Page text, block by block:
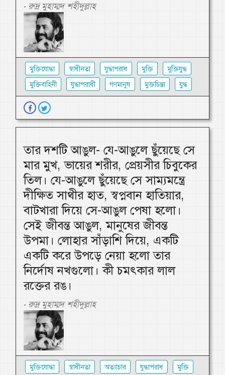
- রুদ্র মুহাম্মদ শহীদুল্লাহ
মুক্তিযোদ্ধা স্বাধীনতা যুদ্ধাপরাধ মুক্তি
মুক্তিযুদ্ধ
মুক্তিবাহিনী
যুদ্ধাপরাধী গণমানুষ মুক্তচিন্তা যুদ্ধ
তার দশটি আঙুল- যে-আঙুলে ছুঁয়েছে সে
মার মুখ, ভায়ের শরীর, প্রেয়সীর চিবুকের
তিল। যে-আঙুলে ছুঁয়েছে সে সাম্যমন্ত্রে
দীক্ষিত সাথীর হাত, স্বপ্নবান হাতিয়ার,
বাটখারা দিয়ে সে-আঙুল পেষা হলো।
সেই জীবন্ত আঙুল, মানুষের জীবন্ত
উপমা। লোহার সাঁড়াশি দিয়ে, একটি
একটি করে উপড়ে নেয়া হলো তার
নির্দোষ নখগুলো। কী চমৎকার লাল
রক্তের রঙ।
- রুদ্র মুহাম্মদ শহীদুল্লাহ
মুক্তিযোদ্ধা স্বাধীনতা অত্যাচার যুদ্ধাপরাধ
মুক্তি